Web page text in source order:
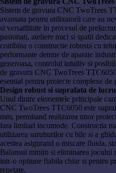
Sistem de gravura CNC TwoTrees
avansata pentru utilizatorii care au
si versatilitate in procesul de
pasionati, ateliere mici si spatii
combina o constructie robusta cu
performante demne de aparate
generoasa, controlul intuitiv si
de gravura CNC TwoTrees
esential pentru proiecte complexe de
Design robust si suprafata de
Unul dintre elementele principale
CNC TwoTrees TTC6050 este
mm, permitand realizarea unor
fara limitari incomode. Constructia
utilizarea suruburilor cu bile si a
acestea asigurand o miscare fluida,
Balansul minim si eliminarea jocului
intr-o optiune fiabila chiar si pentru
repetate.